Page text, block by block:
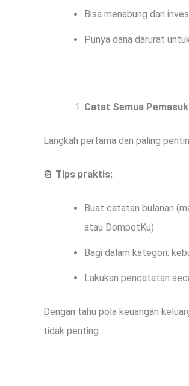
Bisa menabung dan
Punya dana darurat
Catat Semua
Langkah pertama dan paling
📔 Tips praktis:
Buat catatan bulanan
atau DompetKu)
Bagi dalam kategori:
Lakukan pencatatan
Dengan tahu pola keuangan
tidak penting.